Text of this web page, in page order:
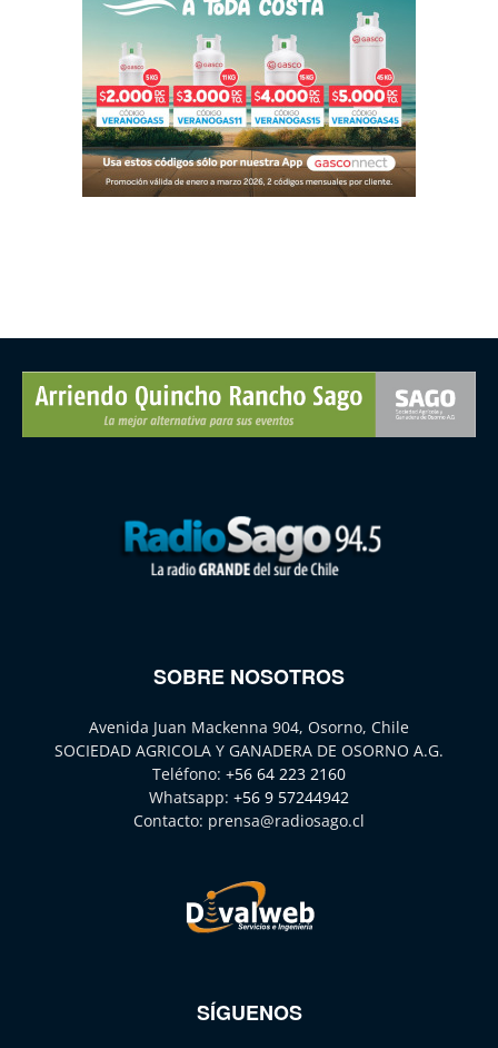
SOBRE NOSOTROS
Avenida Juan Mackenna 904, Osorno, Chile
SOCIEDAD AGRICOLA Y GANADERA DE OSORNO A.G.
Teléfono: +56 64 223 2160
Whatsapp: +56 9 57244942
Contacto: prensa@radiosago.cl
SÍGUENOS